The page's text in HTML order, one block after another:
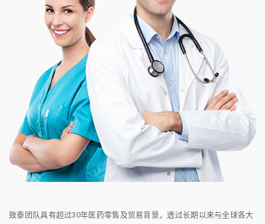
致泰团队具有超过30年医药零售及贸易背景，透过长期以来与全球各大